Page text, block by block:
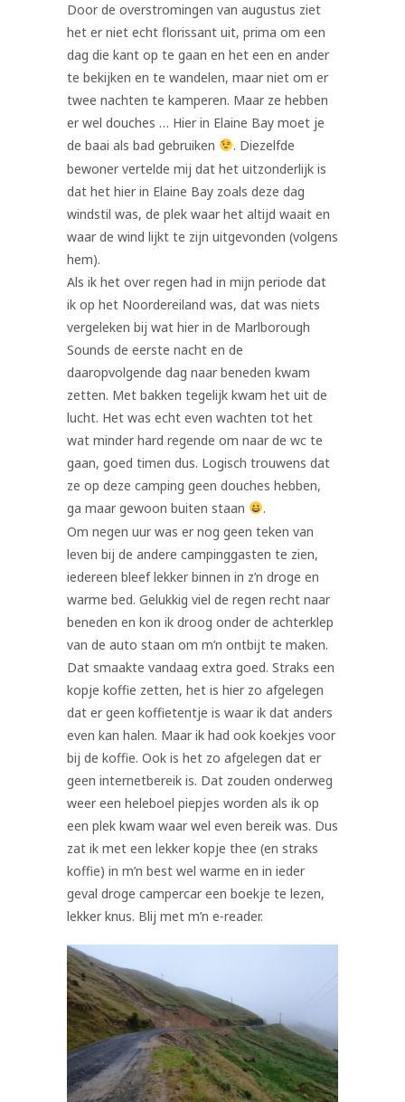
Door de overstromingen van augustus ziet
het er niet echt florissant uit, prima om een
dag die kant op te gaan en het een en ander
te bekijken en te wandelen, maar niet om er
twee nachten te kamperen. Maar ze hebben
er wel douches … Hier in Elaine Bay moet je
de baai als bad gebruiken
. Diezelfde
bewoner vertelde mij dat het uitzonderlijk is
dat het hier in Elaine Bay zoals deze dag
windstil was, de plek waar het altijd waait en
waar de wind lijkt te zijn uitgevonden (volgens
hem).
Als ik het over regen had in mijn periode dat
ik op het Noordereiland was, dat was niets
vergeleken bij wat hier in de Marlborough
Sounds de eerste nacht en de
daaropvolgende dag naar beneden kwam
zetten. Met bakken tegelijk kwam het uit de
lucht. Het was echt even wachten tot het
wat minder hard regende om naar de wc te
gaan, goed timen dus. Logisch trouwens dat
ze op deze camping geen douches hebben,
ga maar gewoon buiten staan
.
Om negen uur was er nog geen teken van
leven bij de andere campinggasten te zien,
iedereen bleef lekker binnen in z’n droge en
warme bed. Gelukkig viel de regen recht naar
beneden en kon ik droog onder de achterklep
van de auto staan om m’n ontbijt te maken.
Dat smaakte vandaag extra goed. Straks een
kopje koffie zetten, het is hier zo afgelegen
dat er geen koffietentje is waar ik dat anders
even kan halen. Maar ik had ook koekjes voor
bij de koffie. Ook is het zo afgelegen dat er
geen internetbereik is. Dat zouden onderweg
weer een heleboel piepjes worden als ik op
een plek kwam waar wel even bereik was. Dus
zat ik met een lekker kopje thee (en straks
koffie) in m’n best wel warme en in ieder
geval droge campercar een boekje te lezen,
lekker knus. Blij met m’n e-reader.